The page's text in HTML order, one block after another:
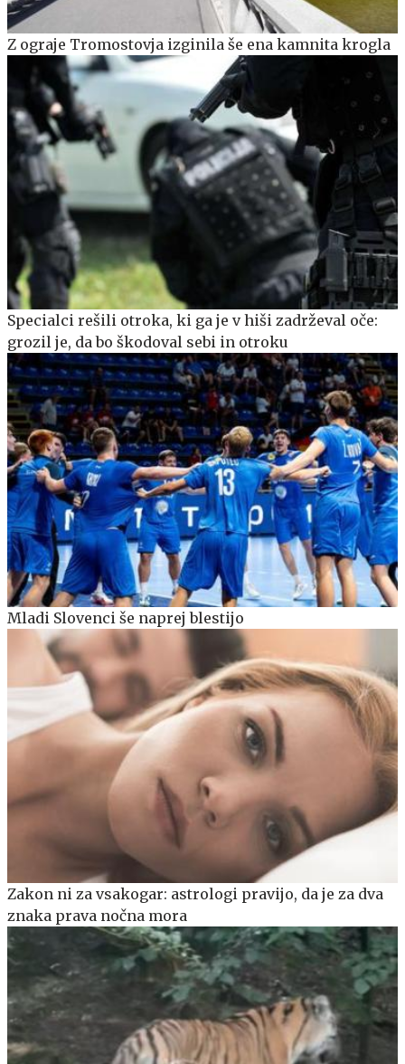
Z ograje Tromostovja izginila še ena kamnita krogla
Specialci rešili otroka, ki ga je v hiši zadrževal oče:
grozil je, da bo škodoval sebi in otroku
Mladi Slovenci še naprej blestijo
Zakon ni za vsakogar: astrologi pravijo, da je za dva
znaka prava nočna mora